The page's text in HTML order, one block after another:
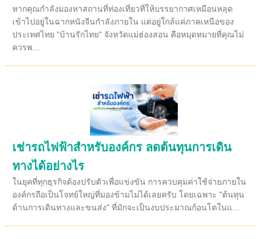
หากคุณกำลังมองหาสถานที่ท่องเที่ยวที่ให้บรรยากาศเหมือนหลุด
เข้าไปอยู่ในฉากหนังจีนกำลังภายใน แต่อยู่ใกล้แค่ภาคเหนือของ
ประเทศไทย "บ้านรักไทย" จังหวัดแม่ฮ่องสอน คือหมุดหมายที่คุณไม่
ควรพ...
เช่ารถไฟฟ้าสำหรับองค์กร ลดต้นทุนการเดิน
ทางได้อย่างไร
ในยุคที่ทุกธุรกิจต้องปรับตัวเพื่อแข่งขัน การควบคุมค่าใช้จ่ายภายใน
องค์กรถือเป็นโจทย์ใหญ่ที่มองข้ามไม่ได้เลยครับ โดยเฉพาะ "ต้นทุน
ด้านการเดินทางและขนส่ง" ที่มักจะเป็นงบประมาณก้อนโตในแ...